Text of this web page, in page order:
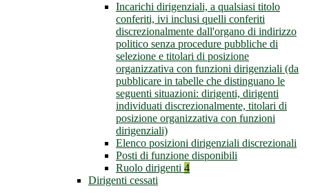
Incarichi dirigenziali, a qualsiasi titolo
conferiti, ivi inclusi quelli conferiti
discrezionalmente dall'organo di indirizzo
politico senza procedure pubbliche di
selezione e titolari di posizione
organizzativa con funzioni dirigenziali (da
pubblicare in tabelle che distinguano le
seguenti situazioni: dirigenti, dirigenti
individuati discrezionalmente, titolari di
posizione organizzativa con funzioni
dirigenziali)
Elenco posizioni dirigenziali discrezionali
Posti di funzione disponibili
Ruolo dirigenti 4
Dirigenti cessati